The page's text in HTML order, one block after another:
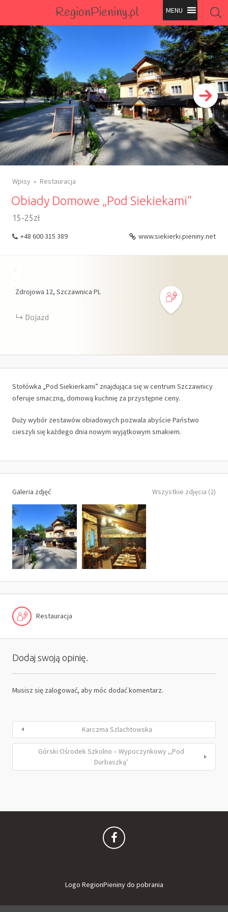
RegionPieniny.pl
Polecane Przez Nas
Wszystkie Obiekty
Wpisy Restauracja
Obiady Domowe „Pod Siekiekami”
15-25zł
+48 600 315 389
www.siekierki.pieniny.net
Zdrojowa 12 Szczawnica PL
Dojazd
Stołówka „Pod Siekierkami” znajdująca się w centrum Szczawnicy
oferuje smaczną, domową kuchnię za przystępne ceny.
Duży wybór zestawów obiadowych pozwala abyście Państwo
cieszyli się każdego dnia nowym wyjątkowym smakiem.
Galeria zdjęć Wszystkie zdjęcia (2)
Restauracja
Dodaj swoją opinię.
Musisz się zalogować, aby móc dodać komentarz.
Karczma Szlachtowska
Górski Ośrodek Szkolno – Wypoczynkowy ,,Pod
Durbaszką’
Logo RegionPieniny do pobrania